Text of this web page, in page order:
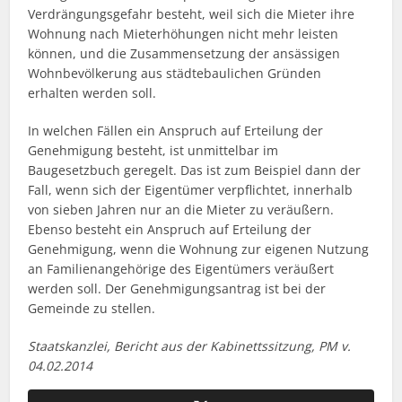
Verdrängungsgefahr besteht, weil sich die Mieter ihre
Wohnung nach Mieterhöhungen nicht mehr leisten
können, und die Zusammensetzung der ansässigen
Wohnbevölkerung aus städtebaulichen Gründen
erhalten werden soll.
In welchen Fällen ein Anspruch auf Erteilung der
Genehmigung besteht, ist unmittelbar im
Baugesetzbuch geregelt. Das ist zum Beispiel dann der
Fall, wenn sich der Eigentümer verpflichtet, innerhalb
von sieben Jahren nur an die Mieter zu veräußern.
Ebenso besteht ein Anspruch auf Erteilung der
Genehmigung, wenn die Wohnung zur eigenen Nutzung
an Familienangehörige des Eigentümers veräußert
werden soll. Der Genehmigungsantrag ist bei der
Gemeinde zu stellen.
Staatskanzlei, Bericht aus der Kabinettssitzung, PM v.
04.02.2014